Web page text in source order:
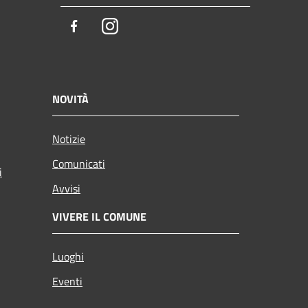
FacebookInstagram
NOVITÀ
Notizie
Comunicati
Avvisi
VIVERE IL COMUNE
Luoghi
Eventi